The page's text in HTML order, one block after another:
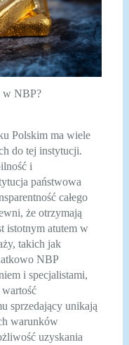
w NBP?
Polskim ma wiele
do tej instytucji.
i
państwowa
całego
że otrzymają
istotnym atutem w
takich jak
NBP
i specjalistami,
sprzedający unikają
warunków
uzyskania